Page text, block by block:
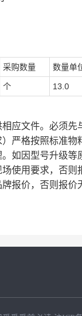
采购数量 数量单
个 13.0
应文件。必须
严格按照标准
如因型号升级
使用要求，否
报价，否则报价